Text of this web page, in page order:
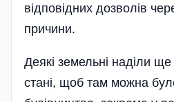
відповідних дозволів
причини.
Деякі земельні наділи
стані, щоб там можна